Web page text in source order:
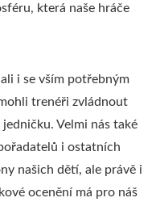
která naše hráče
i se vším potřebným
trenéři zvládnout
Velmi nás také
i ostatních
našich dětí, ale právě i
ocenění má pro náš